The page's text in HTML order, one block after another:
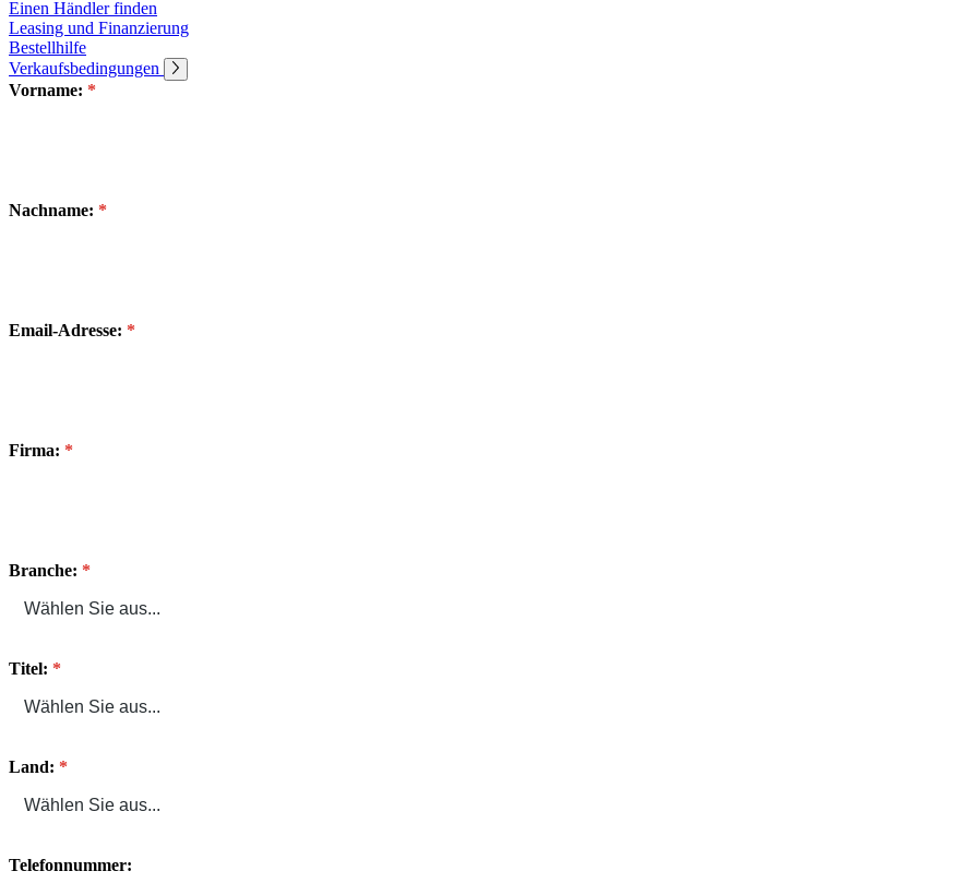
Suppliers
Einen Händler finden
Leasing und Finanzierung
Bestellhilfe
Verkaufsbedingungen
Vorname:
Nachname:
Email-Adresse:
Firma:
Branche:
Titel:
Land:
Telefonnummer: